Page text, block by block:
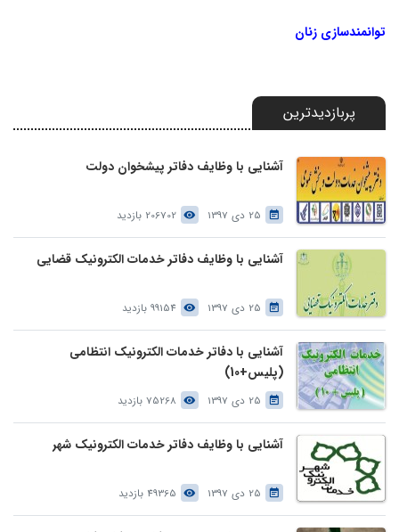
توانمندسازی زنان
پربازدیدترین
آشنایی با وظایف دفاتر پیشخوان دولت
25 دی 1397 206702 بازدید
آشنایی با وظایف دفاتر خدمات الکترونیک قضایی
25 دی 1397 99154 بازدید
آشنایی با دفاتر خدمات الکترونیک انتظامی
(پلیس+10)
25 دی 1397 75268 بازدید
آشنایی با وظایف دفاتر خدمات الکترونیک شهر
25 دی 1397 49365 بازدید